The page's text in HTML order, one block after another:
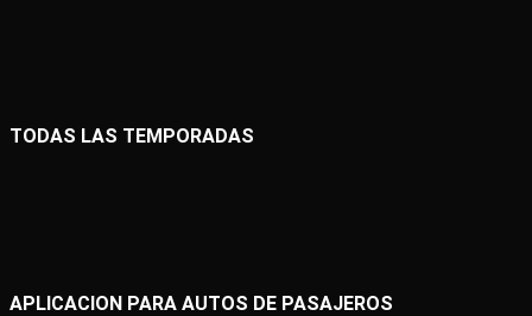
TODAS LAS TEMPORADAS
APLICACION PARA AUTOS DE PASAJEROS